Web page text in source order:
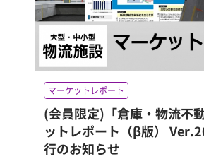
マーケットレポート
(会員限定)「倉庫・物流不
ットレポート（β版）
行のお知らせ